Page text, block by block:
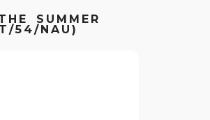
SUMMER
54/NAU)